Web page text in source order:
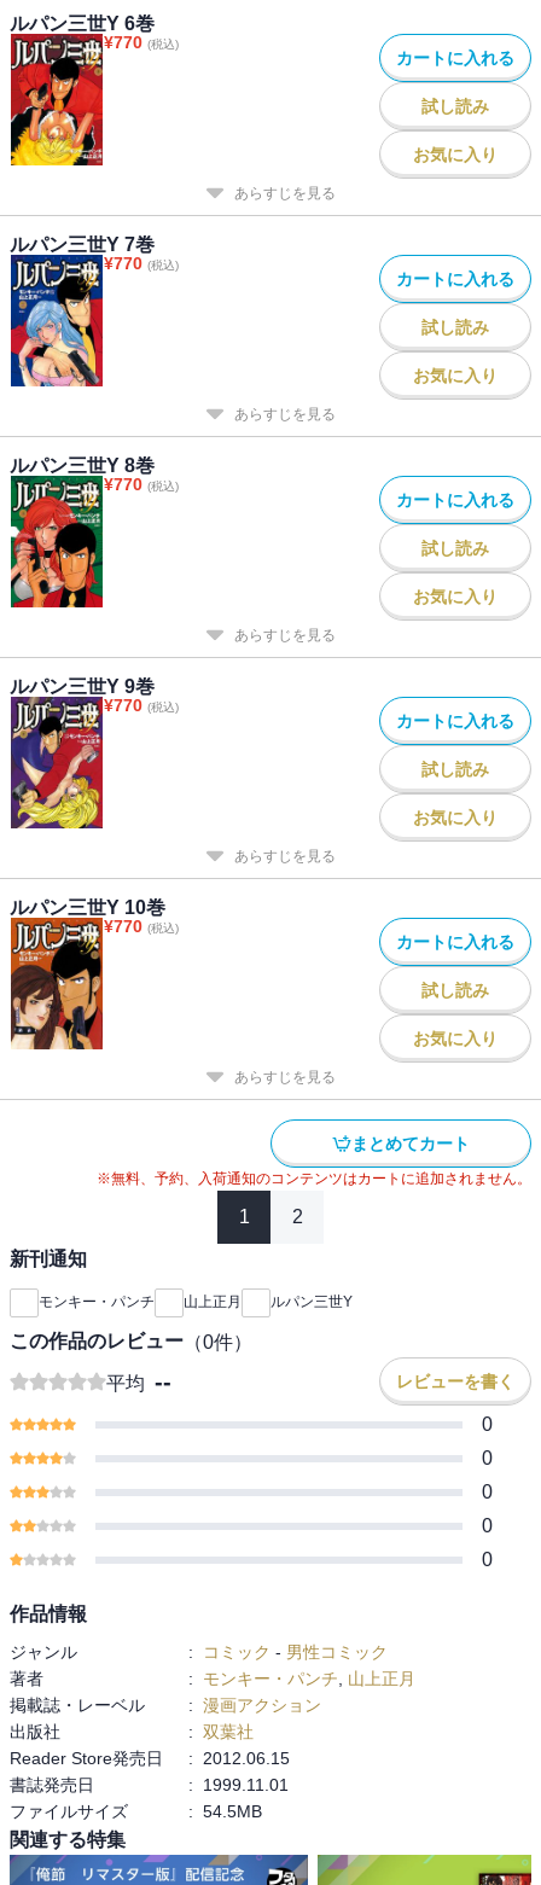
ルパン三世Y 6巻
¥770 (税込)
カートに入れる
試し読み
お気に入り
あらすじを見る
ルパン三世Y 7巻
¥770 (税込)
カートに入れる
試し読み
お気に入り
あらすじを見る
ルパン三世Y 8巻
¥770 (税込)
カートに入れる
試し読み
お気に入り
あらすじを見る
ルパン三世Y 9巻
¥770 (税込)
カートに入れる
試し読み
お気に入り
あらすじを見る
ルパン三世Y 10巻
¥770 (税込)
カートに入れる
試し読み
お気に入り
あらすじを見る
まとめてカート
※無料、予約、入荷通知のコンテンツはカートに追加されません。
1 2
新刊通知
モンキー・パンチ 山上正月 ルパン三世Y
この作品のレビュー （0件）
平均 -- レビューを書く
0
0
0
0
0
作品情報
ジャンル : コミック - 男性コミック
著者
: モンキー・パンチ
山上正月
掲載誌・レーベル
: 漫画アクション
出版社
: 双葉社
Reader Store発売日
:
2012.06.15
書誌発売日
:
1999.11.01
ファイルサイズ
: 54.5MB
関連する特集